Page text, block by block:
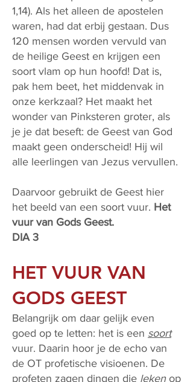
1,14). Als het alleen de apostelen
waren, had dat erbij gestaan. Dus
120 mensen worden vervuld van
de heilige Geest en krijgen een
soort vlam op hun hoofd! Dat is,
pak hem beet, het middenvak in
onze kerkzaal? Het maakt het
wonder van Pinksteren groter, als
je je dat beseft: de Geest van God
maakt geen onderscheid! Hij wil
alle leerlingen van Jezus vervullen.
Daarvoor gebruikt de Geest hier
het beeld van een soort vuur. Het
vuur van Gods Geest.
DIA 3
HET VUUR VAN
GODS GEEST
Belangrijk om daar gelijk even
goed op te letten: het is een soort
vuur. Daarin hoor je de echo van
de OT profetische visioenen. De
profeten zagen dingen die leken op